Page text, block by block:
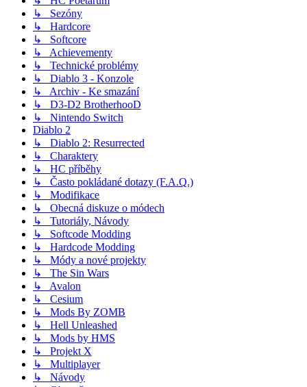
↳ Sezóny
↳ Hardcore
↳ Softcore
↳ Achievementy
↳ Technické problémy
↳ Diablo 3 - Konzole
↳ Archiv - Ke smazání
↳ D3-D2 BrotherhooD
↳ Nintendo Switch
Diablo 2
↳ Diablo 2: Resurrected
↳ Charaktery
↳ HC příběhy
↳ Často pokládané dotazy (F.A.Q.)
↳ Modifikace
↳ Obecná diskuze o módech
↳ Tutoriály, Návody
↳ Softcode Modding
↳ Hardcode Modding
↳ Módy a nové projekty
↳ The Sin Wars
↳ Avalon
↳ Cesium
↳ Mods By ZOMB
↳ Hell Unleashed
↳ Mods by HMS
↳ Projekt X
↳ Multiplayer
↳ Návody